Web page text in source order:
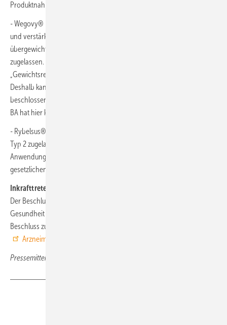
Produktnahmen auf den Markt: Wegovy®, Rybelsus® und Ozempic®.
- Wegovy® ist – ergänzend zu einer kalorienreduzierten Ernährung
und verstärkter körperlicher Aktivität – für adipöse oder stark
übergewichtige Patientinnen und Patienten zur Gewichtsregulierung
zugelassen. Aufgrund des Anwendungsgebietes
„Gewichtsregulierung“ gilt der gesetzliche Verordnungsausschluss.
Deshalb kann Wegovy® auch nicht im jüngst vom G-BA
beschlossenen
BA hat hier keinen Ermessensspielraum.
- Rybelsus®/Ozempic® sind zur Behandlung von Diabetes mellitus
Typ 2 zugelassen: Eine Verordnung ist in diesem zugelassenen
Anwendungsgebiet seit Markteintritt in Deutschland möglich – die
gesetzlichen Krankenkassen tragen die Kosten.
Inkrafttreten
Der Beschluss tritt nach Prüfung des Bundesministeriums für
Gesundheit und Veröffentlichung im Bundesanzeiger in Kraft.
Beschluss zu dieser Meldung
Arzneimittel-Richtlinie/Anlage II: Semaglutid (Wegovy)
Pressemitteilung Gemeinsamer Bundesausschuss